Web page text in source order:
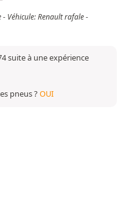
Véhicule: Renault rafale -
suite à une expérience
pneus ?OUI